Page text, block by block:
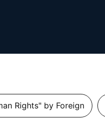
Rights" by Foreign